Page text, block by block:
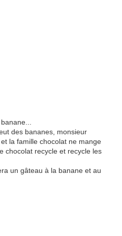
des bananes, monsieur
la famille chocolat ne mange
chocolat recycle et recycle les
un gâteau à la banane et au